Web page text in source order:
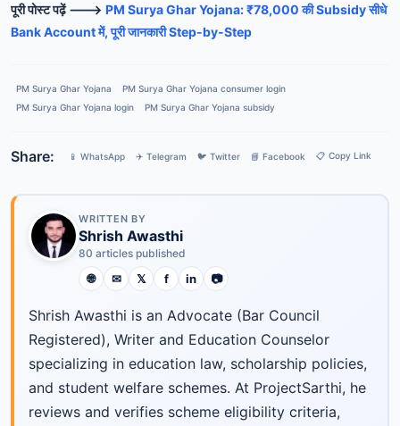
पूरी पोस्ट पढ़ें ——-> PM Surya Ghar Yojana: ₹78,000 की Subsidy सीधे
Bank Account में, पूरी जानकारी Step-by-Step
PM Surya Ghar Yojana
PM Surya Ghar Yojana consumer login
PM Surya Ghar Yojana login
PM Surya Ghar Yojana subsidy
Share: 📱 WhatsApp ✈️ Telegram 🐦 Twitter 📘 Facebook 📋 Copy Link
WRITTEN BY
Shrish Awasthi
80 articles published
🌐 ✉ 𝕏 f in 📷
Shrish Awasthi is an Advocate (Bar Council
Registered), Writer and Education Counselor
specializing in education law, scholarship policies,
and student welfare schemes. At ProjectSarthi, he
reviews and verifies scheme eligibility criteria,